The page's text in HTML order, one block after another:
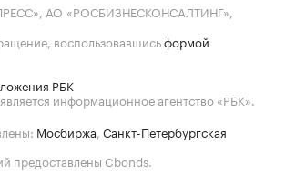
АО «РОСБИЗНЕСКОНСАЛТИНГ»,
воспользовавшисьформой
РБК
информационное агентство «РБК».
Мосбиржа Санкт-Петербургская
предоставлены Cbonds.